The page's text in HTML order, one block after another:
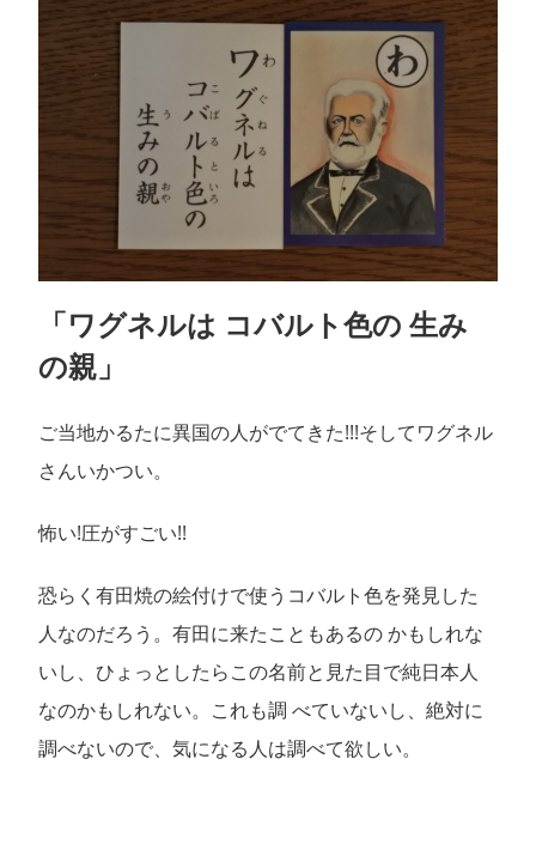
「ワグネルは コバルト色の 生み
の親」
ご当地かるたに異国の人がでてきた!!!そしてワグネル
さんいかつい。
怖い!圧がすごい!!
恐らく有田焼の絵付けで使うコバルト色を発見した
人なのだろう。有田に来たこともあるの かもしれな
いし、ひょっとしたらこの名前と見た目で純日本人
なのかもしれない。これも調 べていないし、絶対に
調べないので、気になる人は調べて欲しい。